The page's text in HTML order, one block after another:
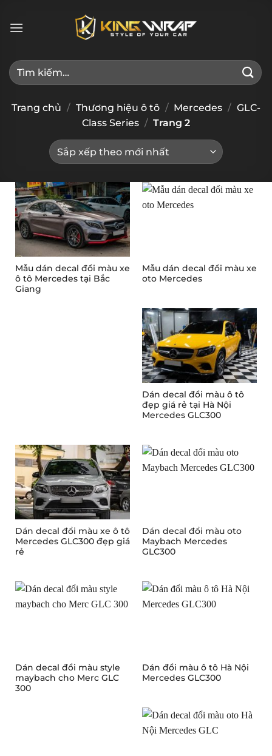
qua
Tìm
kiếm:
Trang chủ / Thương hiệu ô tô / Mercedes / GLC-
Class Series / Trang 2
Mẫu dán decal đổi màu xe
ô tô Mercedes tại Bắc
Giang
Mẫu dán decal đổi màu xe
oto Mercedes
Dán decal đổi màu ô tô
đẹp giá rẻ tại Hà Nội
Mercedes GLC300
Dán decal đổi màu xe ô tô
Mercedes GLC300 đẹp giá
rẻ
Dán decal đổi màu oto
Maybach Mercedes
GLC300
Dán decal đổi màu style
maybach cho Merc GLC
300
Dán đổi màu ô tô Hà Nội
Mercedes GLC300